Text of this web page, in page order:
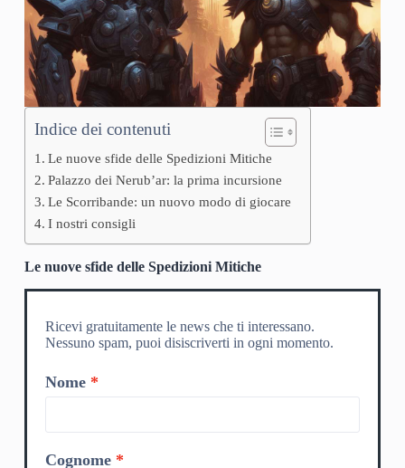
Indice dei contenuti
Le nuove sfide delle Spedizioni Mitiche
Palazzo dei Nerub’ar: la prima incursione
Le Scorribande: un nuovo modo di giocare
I nostri consigli
Le nuove sfide delle Spedizioni Mitiche
Ricevi gratuitamente le news che ti interessano.
Nessuno spam, puoi disiscriverti in ogni momento.
Nome
Cognome